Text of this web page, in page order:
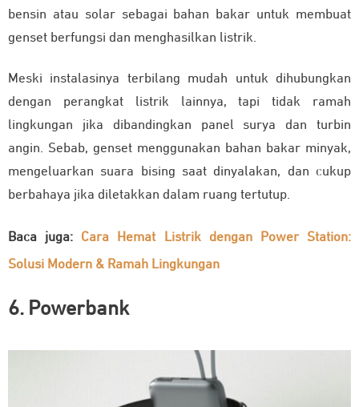
bensin atau solar sebagai bahan bakar untuk membuat
genset berfungsi dan menghasilkan listrik.
Meski instalasinya terbilang mudah untuk dihubungkan
dengan perangkat listrik lainnya, tapi tidak ramah
lingkungan jika dibandingkan panel surya dan turbin
angin. Sebab, genset menggunakan bahan bakar minyak,
mengeluarkan suara bising saat dinyalakan, dan cukup
berbahaya jika diletakkan dalam ruang tertutup.
Baca juga: Cara Hemat Listrik dengan Power Station:
Solusi Modern & Ramah Lingkungan
6. Powerbank